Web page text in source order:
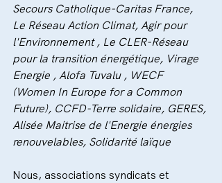
Secours Catholique-Caritas France,
Le Réseau Action Climat, Agir pour
l'Environnement , Le CLER-Réseau
pour la transition énergétique, Virage
Energie , Alofa Tuvalu , WECF
(Women In Europe for a Common
Future), CCFD-Terre solidaire, GERES,
Alisée Maitrise de l'Energie énergies
renouvelables, Solidarité laïque
Nous, associations syndicats et